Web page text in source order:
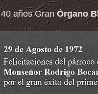
40 años Gran Órgano